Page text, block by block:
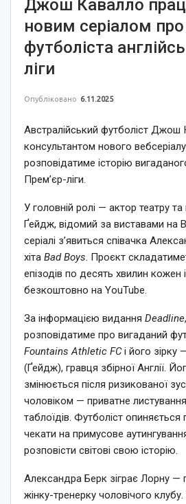
Джош Кавалло
новим серіалом про
футболіста
ліги
Опубліковано 6.11.2025
Австралійський футболіст Джош
консультантом нового
розповідатиме історію
Прем’єр-ліги.
У головній ролі — актор театру
Ґейдж, відомий за виставами на
серіалі з’явиться співачка
хіта Bad Boys. Проєкт
епізодів по десять хвилин кожен
безкоштовно на YouTube.
За інформацією видання Deadline
розповідатиме про вигаданий
Fountains Athletic FCі його зірку
(Ґейдж), гравця збірної Англії.
змінюється після ризикованої
чоловіком — приватне
таблоїдів. Футболіст
чекати на примусове
розповісти світові свою історію.
Александра Берк зіграє Лорну —
жінку-тренерку чоловічого клубу.